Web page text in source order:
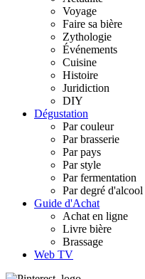
Voyage
Faire sa bière
Zythologie
Événements
Cuisine
Histoire
Juridiction
DIY
Dégustation
Par couleur
Par brasserie
Par pays
Par style
Par fermentation
Par degré d'alcool
Guide d'Achat
Achat en ligne
Livre bière
Brassage
Web TV